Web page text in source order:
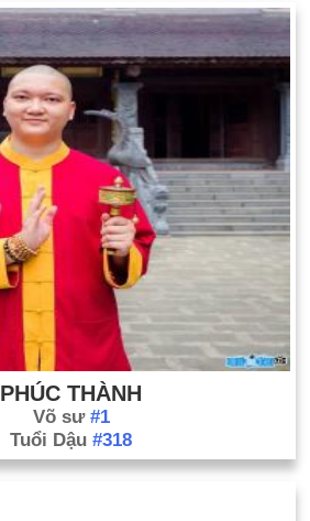
PHÚC THÀNH
Võ sư #1
Tuổi Dậu #318